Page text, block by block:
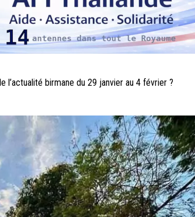
Thaïlande
l’actualité birmane du 29 janvier au 4 février ?